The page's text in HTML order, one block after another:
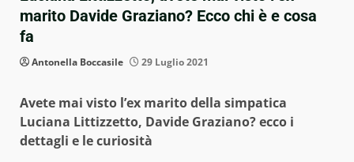
marito Davide Graziano? Ecco chi è e cosa
fa
Antonella Boccasile 29 Luglio 2021
Avete mai visto l’ex marito della simpatica
Luciana Littizzetto, Davide Graziano? ecco i
dettagli e le curiosità